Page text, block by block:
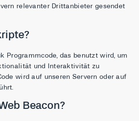
relevanter Drittanbieter gesendet
Programmcode, das benutzt wird, um
und Interaktivität zu
wird auf unseren Servern oder auf
Beacon?